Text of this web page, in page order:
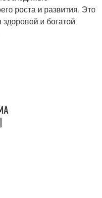
роста и развития. Это
и богатой